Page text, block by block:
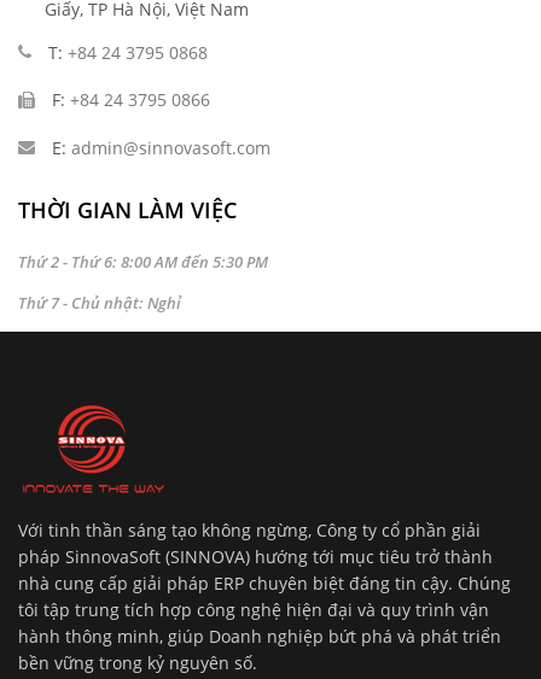
Giấy, TP Hà Nội, Việt Nam
T: +84 24 3795 0868
F: +84 24 3795 0866
E: admin@sinnovasoft.com
THỜI GIAN LÀM VIỆC
Thứ 2 - Thứ 6: 8:00 AM đến 5:30 PM
Thứ 7 - Chủ nhật: Nghỉ
Với tinh thần sáng tạo không ngừng, Công ty cổ phần giải
pháp SinnovaSoft (SINNOVA) hướng tới mục tiêu trở thành
nhà cung cấp giải pháp ERP chuyên biệt đáng tin cậy. Chúng
tôi tập trung tích hợp công nghệ hiện đại và quy trình vận
hành thông minh, giúp Doanh nghiệp bứt phá và phát triển
bền vững trong kỷ nguyên số.